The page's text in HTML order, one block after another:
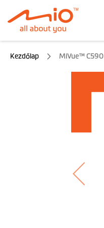
Kezdőlap MiVue™ C590